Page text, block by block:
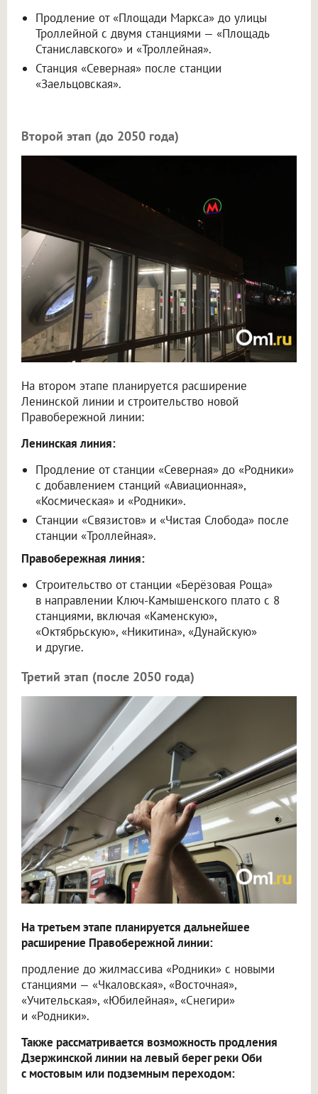
Продление от «Площади Маркса» до улицы
Троллейной с двумя станциями — «Площадь
Станиславского» и «Троллейная».
Станция «Северная» после станции
«Заельцовская».
Второй этап (до 2050 года)
На втором этапе планируется расширение
Ленинской линии и строительство новой
Правобережной линии:
Ленинская линия:
Продление от станции «Северная» до «Родники»
с добавлением станций «Авиационная»,
«Космическая» и «Родники».
Станции «Связистов» и «Чистая Слобода» после
станции «Троллейная».
Правобережная линия:
Строительство от станции «Берёзовая Роща»
в направлении Ключ-Камышенского плато с 8
станциями, включая «Каменскую»,
«Октябрьскую», «Никитина», «Дунайскую»
и другие.
Третий этап (после 2050 года)
На третьем этапе планируется дальнейшее
расширение Правобережной линии:
продление до жилмассива «Родники» с новыми
станциями — «Чкаловская», «Восточная»,
«Учительская», «Юбилейная», «Снегири»
и «Родники».
Также рассматривается возможность продления
Дзержинской линии на левый берег реки Оби
с мостовым или подземным переходом: